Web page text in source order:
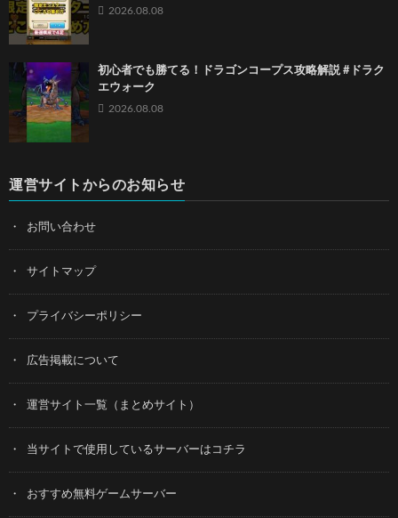
2026.08.08
初心者でも勝てる！ドラゴンコープス攻略解説 #ドラク
エウォーク
2026.08.08
運営サイトからのお知らせ
お問い合わせ
サイトマップ
プライバシーポリシー
広告掲載について
運営サイト一覧（まとめサイト）
当サイトで使用しているサーバーはコチラ
おすすめ無料ゲームサーバー